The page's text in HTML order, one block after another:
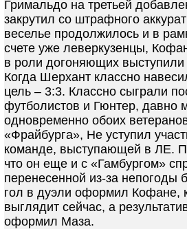
Гримальдо на третьей
закрутил со штрафного
веселье продолжилось и в
счете уже леверкузенцы,
в роли догоняющих выступили
Когда Шерхант классно
цель – 3:3. Классно сыграли
футболистов и Гюнтер, давно
одновременно обоих
«Фрайбурга», Не уступил
команде, выступающей в ЛЕ.
что он еще и с «Гамбургом»
перенесенной из-за непогоды
гол в дуэли оформил Кофане,
выглядит сейчас, а
оформил Маза.